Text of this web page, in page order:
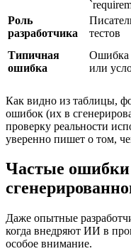
Роль
разработчика
тестов
Типичная
ошибка
Ошибка
или
Как видно из таблицы,
ошибок (их в
проверку реальности
уверенно пишет о том,
Частые ошибки
Даже опытные
когда внедряют ИИ в
особое внимание.